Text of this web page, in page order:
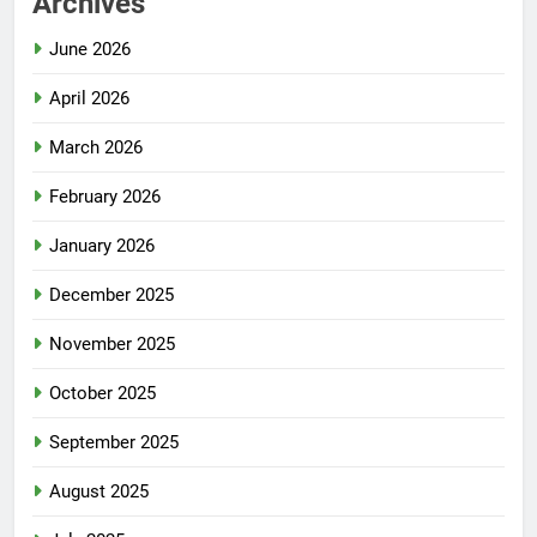
June 2026
April 2026
March 2026
February 2026
January 2026
December 2025
November 2025
October 2025
September 2025
August 2025